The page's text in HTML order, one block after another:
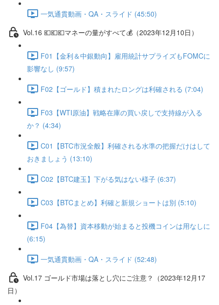
一気通貫動画・QA・スライド (45:50)
Vol.16 💶💶💶マネーの量がすべて💰（2023年12月10日）
F01【金利＆中銀動向】雇用統計サプライズもFOMCに
影響なし (9:57)
F02【ゴールド】積まれたロングは利確される (7:04)
F03【WTI原油】戦略在庫の買い戻しで支持線が入る
か？ (4:34)
C01【BTC市況全般】利確される水準の把握だけはして
おきましょう (13:10)
C02【BTC建玉】下がる気はない様子 (6:37)
C03【BTCまとめ】利確と新規ショートは別 (5:10)
F04【為替】資本移動が始まると投機コインは用なしに
(6:15)
一気通貫動画・QA・スライド (52:48)
Vol.17 ゴールド市場は落とし穴にご注意？（2023年12月17
日）